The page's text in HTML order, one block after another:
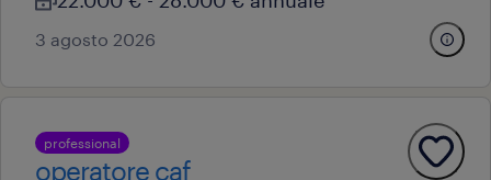
3 agosto 2026
professional
operatore caf